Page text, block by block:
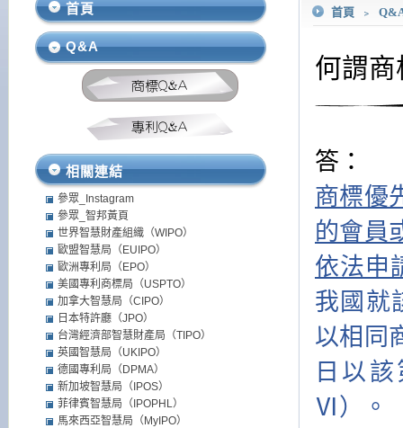
首頁 ﹥
何謂
答：
商標優
的會員
依法申
我國就
以相同
日以
Ⅵ）。
首頁
Q&A
相關連結
參眾_Instagram
參眾_智邦黃頁
世界智慧財產組織（WIPO）
歐盟智慧局（EUIPO）
歐洲專利局（EPO）
美國專利商標局（USPTO）
加拿大智慧局（CIPO）
日本特許廳（JPO）
台灣經濟部智慧財產局（TIPO）
英國智慧局（UKIPO）
德國專利局（DPMA）
新加坡智慧局（IPOS）
菲律賓智慧局（IPOPHL）
馬來西亞智慧局（MyIPO）